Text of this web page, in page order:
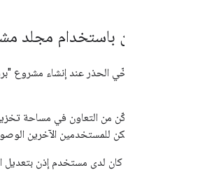
التعاون باستخدام مجلد
إذا لم تتمكّن من التعاون في مساحة
إذا كان لدى مستخدم إذن